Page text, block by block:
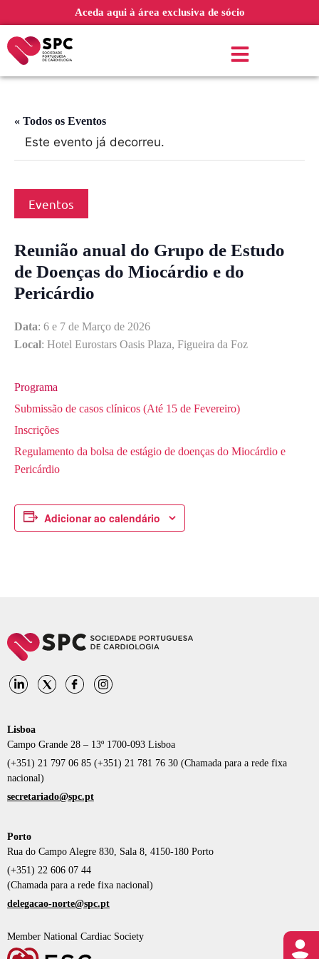
Aceda aqui à área exclusiva de sócio
« Todos os Eventos
Este evento já decorreu.
Eventos
Reunião anual do Grupo de Estudo
de Doenças do Miocárdio e do
Pericárdio
Data: 6 e 7 de Março de 2026
Local: Hotel Eurostars Oasis Plaza, Figueira da Foz
Programa
Submissão de casos clínicos (Até 15 de Fevereiro)
Inscrições
Regulamento da bolsa de estágio de doenças do Miocárdio e
Pericárdio
Adicionar ao calendário
Lisboa
Campo Grande 28 – 13º 1700-093 Lisboa
(+351) 21 797 06 85 (+351) 21 781 76 30 (Chamada para a rede fixa
nacional)
secretariado@spc.pt
Porto
Rua do Campo Alegre 830, Sala 8, 4150-180 Porto
(+351) 22 606 07 44
(Chamada para a rede fixa nacional)
delegacao-norte@spc.pt
Member National Cardiac Society